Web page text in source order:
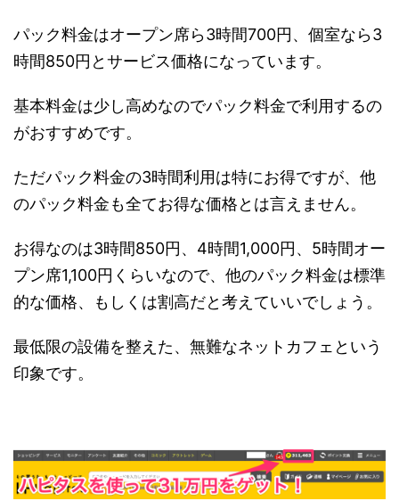
パック料金はオープン席ら3時間700円、個室なら3
時間850円とサービス価格になっています。
基本料金は少し高めなのでパック料金で利用するの
がおすすめです。
ただパック料金の3時間利用は特にお得ですが、他
のパック料金も全てお得な価格とは言えません。
お得なのは3時間850円、4時間1,000円、5時間オー
プン席1,100円くらいなので、他のパック料金は標準
的な価格、もしくは割高だと考えていいでしょう。
最低限の設備を整えた、無難なネットカフェという
印象です。